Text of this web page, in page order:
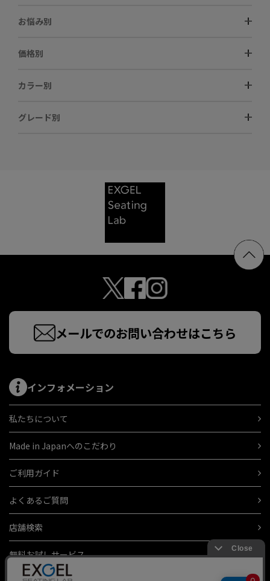
お悩み別
価格別
カラー別
グレード別
メールでのお問い合わせはこちら
インフォメーション
私たちについて
Made in Japanへのこだわり
ご利用ガイド
よくあるご質問
店舗検索
無料お試しサービス